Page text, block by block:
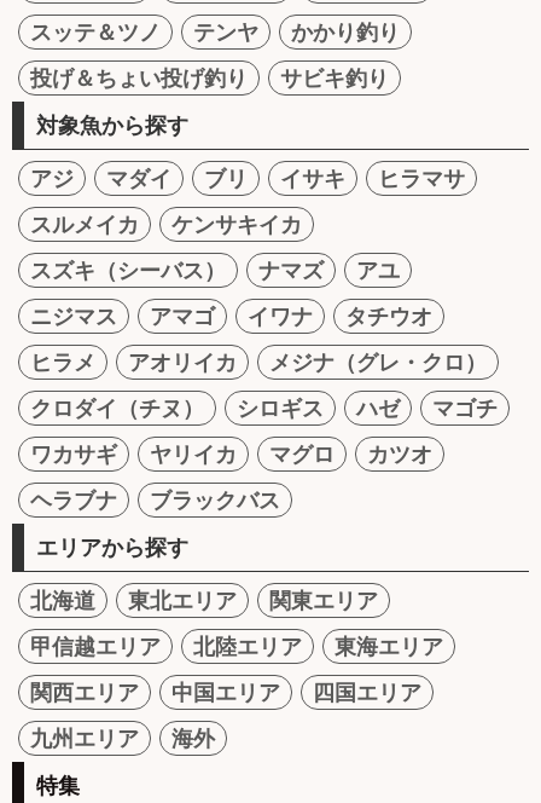
スッテ＆ツノ
テンヤ
かかり釣り
投げ＆ちょい投げ釣り
サビキ釣り
対象魚から探す
アジ マダイ ブリ イサキ
ヒラマサ
スルメイカ
ケンサキイカ
スズキ（シーバス）
ナマズ
アユ
ニジマス
アマゴ イワナ
タチウオ
ヒラメ
アオリイカ
メジナ（グレ・クロ）
クロダイ（チヌ）
シロギス ハゼ
マゴチ
ワカサギ
ヤリイカ マグロ
カツオ
ヘラブナ
ブラックバス
エリアから探す
北海道 東北エリア
関東エリア
甲信越エリア
北陸エリア
東海エリア
関西エリア
中国エリア
四国エリア
九州エリア
海外
特集